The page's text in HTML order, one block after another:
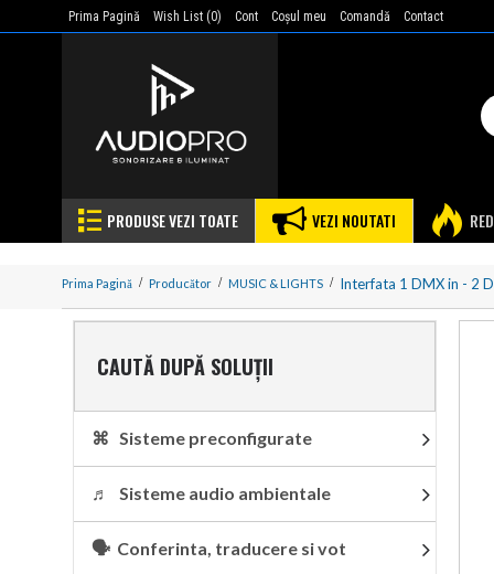
Prima Pagină Wish List (0) Cont Coşul meu Comandă Contact
PRODUSE VEZI TOATE VEZI NOUTATI
Prima Pagină Producător MUSIC & LIGHTS Interfata 1 DMX in - 2
CAUTĂ DUPĂ SOLUȚII
⌘ Sisteme preconfigurate
♬ Sisteme audio ambientale
🗣 Conferinta, traducere si vot